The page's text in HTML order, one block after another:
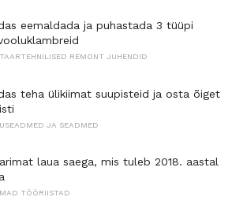
eemaldada ja puhastada 3 tüüpi
REMONT JUHENDID
teha ülikiimat suupisteid ja osta õiget
JA SEADMED
laua saega, mis tuleb 2018. aastal
TÖÖRIISTAD